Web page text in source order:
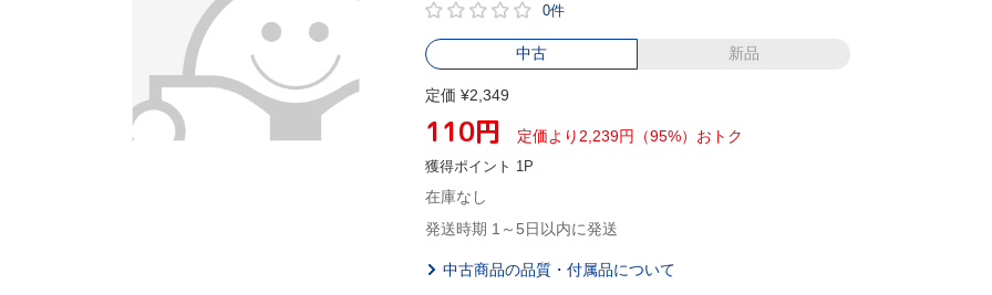
0件
中古 新品
定価 ¥2,349
110円 定価より2,239円（95%）おトク
獲得ポイント 1P
在庫なし
発送時期 1～5日以内に発送
中古商品の品質・付属品について